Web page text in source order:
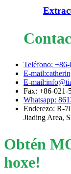
Teléfono:
E-
E-
Fax: +86-021-
Whatsapp:
Enderezo: R-
Jiading Area,
Obtén
hoxe!